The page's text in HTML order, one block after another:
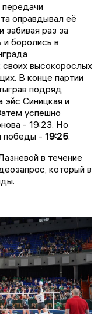
передачи
оправдывал её
забивая раз за
и боролись в
высокорослых
В конце партии
подряд
эйс Синицкая и
успешно
- 19:23. Но
победы - 19:25.
в течение
который в